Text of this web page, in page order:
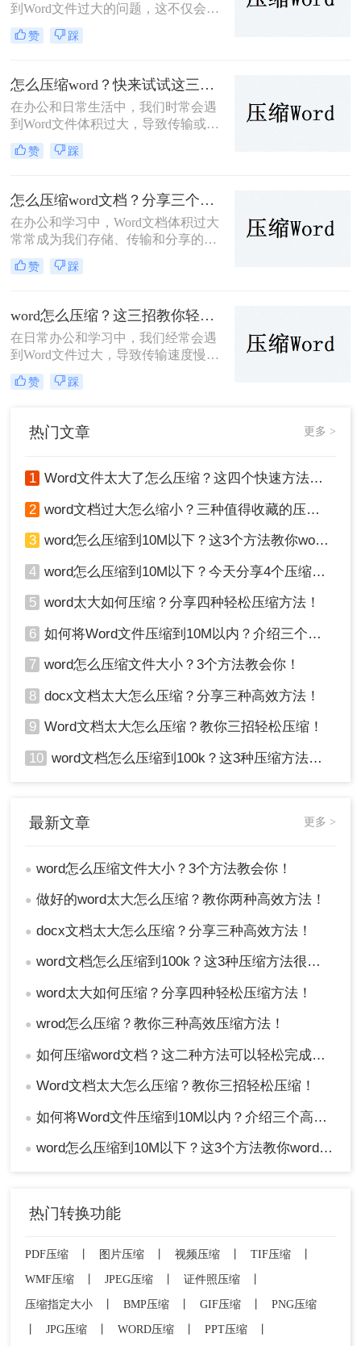
到Word文件过大的问题，这不仅会占
用大量的存储空间，还会在文件传输
和共享时带来诸多不便。因此，掌握
重要。本文将详细介绍Word文件压缩
的步骤和注意事项，帮助大家轻松解
决Word文件过大的问题。
赞 踩
怎么压缩word？快来试试这三个方法！
在办公和日常生活中，我们时常会遇
到Word文件体积过大，导致传输或存
储不便的问题。那么怎么压缩Word
呢？针对这一问题，本文将介绍三种
轻松减小文件大小。
赞 踩
怎么压缩word文档？分享三个简单的方法，一看就会！
在办公和学习中，Word文档体积过大
常常成为我们存储、传输和分享的障
碍。那么怎么压缩word文档呢？，本
文将为您介绍三种高效的Word文档压
赞 踩
word怎么压缩？这三招教你轻松压缩！
在日常办公和学习中，我们经常会遇
到Word文件过大，导致传输速度慢、
存储空间不足等问题。那么Word怎么
压缩呢？本文将详细介绍三种压缩
减小文件大小。
赞 踩
热门文章 更多 >
1 Word文件太大了怎么压缩？这四个快速方法值得试试！
2 word文档过大怎么缩小？三种值得收藏的压缩方法推荐给大家！
3 word怎么压缩到10M以下？这3个方法教你word压缩文件大小
4 word怎么压缩到10M以下？今天分享4个压缩方法！
5 word太大如何压缩？分享四种轻松压缩方法！
6 如何将Word文件压缩到10M以内？介绍三个高效的方法！
7 word怎么压缩文件大小？3个方法教会你！
8 docx文档太大怎么压缩？分享三种高效方法！
9 Word文档太大怎么压缩？教你三招轻松压缩！
10 word文档怎么压缩到100k？这3种压缩方法很实用！
最新文章 更多 >
● word怎么压缩文件大小？3个方法教会你！
● 做好的word太大怎么压缩？教你两种高效方法！
● docx文档太大怎么压缩？分享三种高效方法！
● word文档怎么压缩到100k？这3种压缩方法很实用！
● word太大如何压缩？分享四种轻松压缩方法！
● wrod怎么压缩？教你三种高效压缩方法！
● 如何压缩word文档？这二种方法可以轻松完成压缩！
● Word文档太大怎么压缩？教你三招轻松压缩！
● 如何将Word文件压缩到10M以内？介绍三个高效的方法！
● word怎么压缩到10M以下？这3个方法教你word压缩文件大小
热门转换功能
PDF压缩 图片压缩 视频压缩 TIF压缩
WMF压缩
JPEG压缩 证件照压缩
压缩指定大小
BMP压缩 GIF压缩
PNG压缩
JPG压缩 WORD压缩 PPT压缩